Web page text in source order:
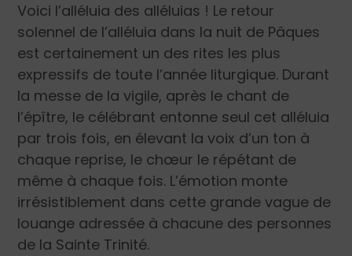
Voici l’alléluia des alléluias ! Le retour
solennel de l’alléluia dans la nuit de Pâques
est certainement un des rites les plus
expressifs de toute l’année liturgique. Durant
la messe de la vigile, après le chant de
l’épître, le célébrant entonne seul cet alléluia
par trois fois, en élevant la voix d’un ton à
chaque reprise, le chœur le répétant de
même à chaque fois. L’émotion monte
irrésistiblement dans cette grande vague de
louange adressée à chacune des personnes
de la Sainte Trinité.